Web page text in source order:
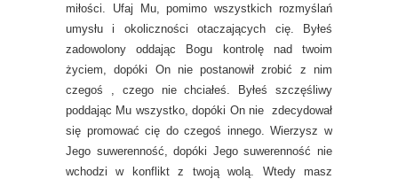
miłości. Ufaj Mu, pomimo wszystkich rozmyślań
umysłu i okoliczności otaczających cię. Byłeś
zadowolony oddając Bogu kontrolę nad twoim
życiem, dopóki On nie postanowił zrobić z nim
czegoś , czego nie chciałeś. Byłeś szczęśliwy
poddając Mu wszystko, dopóki On nie zdecydował
się promować cię do czegoś innego. Wierzysz w
Jego suwerenność, dopóki Jego suwerenność nie
wchodzi w konflikt z twoją wolą. Wtedy masz